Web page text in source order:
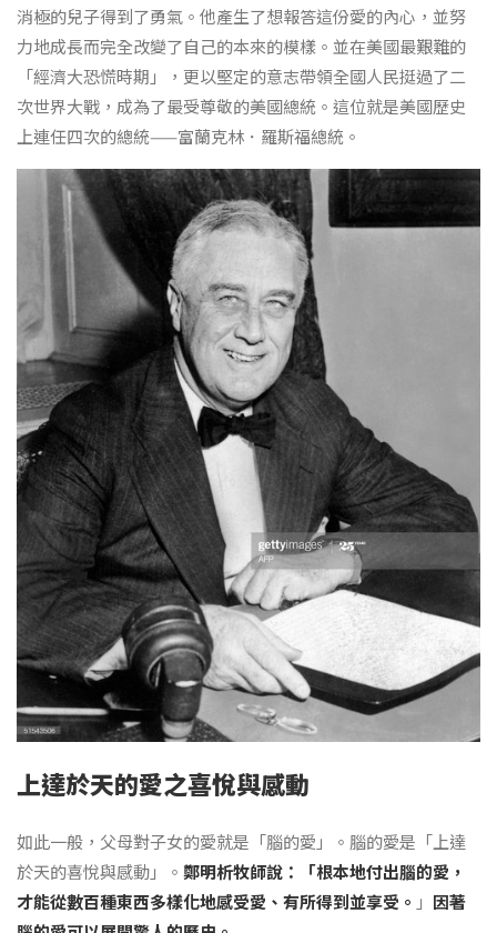
消極的兒子得到了勇氣。他產生了想報答這份愛的內心，並努
力地成長而完全改變了自己的本來的模樣。並在美國最艱難的
「經濟大恐慌時期」，更以堅定的意志帶領全國人民挺過了二
次世界大戰，成為了最受尊敬的美國總統。這位就是美國歷史
上連任四次的總統——富蘭克林．羅斯福總統。
上達於天的愛之喜悅與感動
如此一般，父母對子女的愛就是「腦的愛」。腦的愛是「上達
於天的喜悅與感動」。 鄭明析牧師說：「根本地付出腦的愛，
才能從數百種東西多樣化地感受愛、有所得到並享受。 」 因著